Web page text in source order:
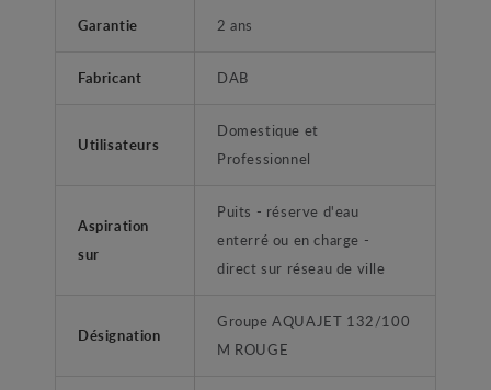
Garantie 2 ans
Fabricant DAB
Utilisateurs
Domestique et
Professionnel
Aspiration
sur
Puits - réserve d'eau
enterré ou en charge -
direct sur réseau de ville
Désignation
Groupe AQUAJET 132/100
M ROUGE